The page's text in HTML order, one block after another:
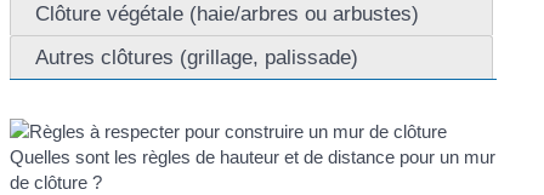
Clôture végétale (haie/arbres ou arbustes)
Autres clôtures (grillage, palissade)
Quelles sont les règles de hauteur et de distance pour un mur
de clôture ?